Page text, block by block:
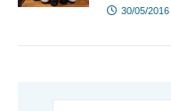
30/05/2016